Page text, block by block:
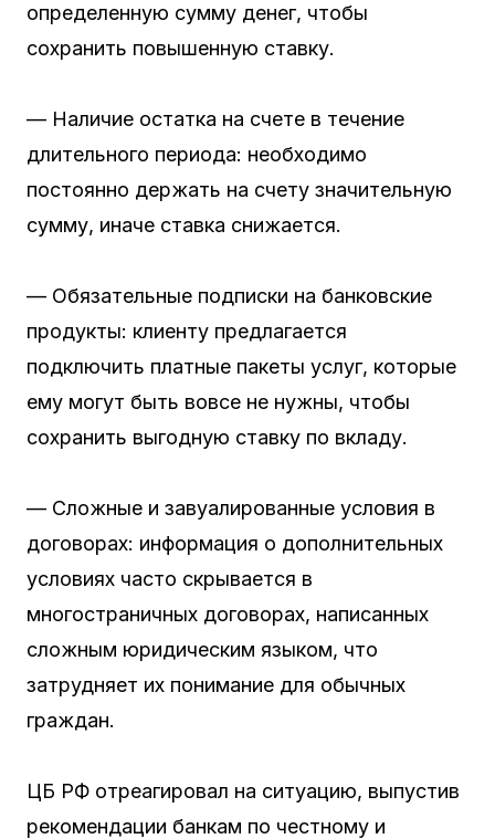
определенную сумму денег, чтобы
сохранить повышенную ставку.
— Наличие остатка на счете в течение
длительного периода: необходимо
постоянно держать на счету значительную
сумму, иначе ставка снижается.
— Обязательные подписки на банковские
продукты: клиенту предлагается
подключить платные пакеты услуг, которые
ему могут быть вовсе не нужны, чтобы
сохранить выгодную ставку по вкладу.
— Сложные и завуалированные условия в
договорах: информация о дополнительных
условиях часто скрывается в
многостраничных договорах, написанных
сложным юридическим языком, что
затрудняет их понимание для обычных
граждан.
ЦБ РФ отреагировал на ситуацию, выпустив
рекомендации банкам по честному и